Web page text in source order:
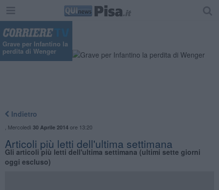
Grave per Infantino la
perdita di Wenger
Indietro
Mercoledì 30 Aprile 2014ore 13:20
Articoli più letti dell'ultima settimana
Gli articoli più letti dell'ultima settimana (ultimi sette giorni
oggi escluso)